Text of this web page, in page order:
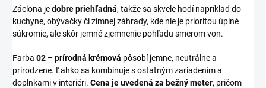
Záclona jedobre priehľadná, takže sa skvele hodí napríklad do
kuchyne, obývačky či zimnej záhrady, kde nie je prioritou úplné
súkromie, ale skôr jemné zjemnenie pohľadu smerom von.
Farba 02 – prírodná krémová pôsobí jemne, neutrálne a
prirodzene. Ľahko sa kombinuje s ostatným zariadením a
doplnkami v interiéri. Cena je uvedená za bežný meter, pričom